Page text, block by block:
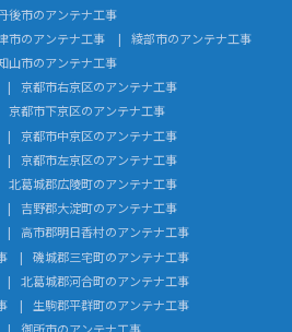
後市のアンテナ工事
市のアンテナ工事
綾部市のアンテナ工事
山市のアンテナ工事
京都市右京区のアンテナ工事
京都市下京区のアンテナ工事
京都市中京区のアンテナ工事
京都市左京区のアンテナ工事
北葛城郡広陵町のアンテナ工事
吉野郡大淀町のアンテナ工事
高市郡明日香村のアンテナ工事
磯城郡三宅町のアンテナ工事
北葛城郡河合町のアンテナ工事
生駒郡平群町のアンテナ工事